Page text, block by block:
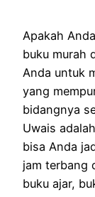
Apakah
buku murah
Anda untuk
yang
bidangnya
Uwais
bisa Anda
jam terbang
buku ajar,